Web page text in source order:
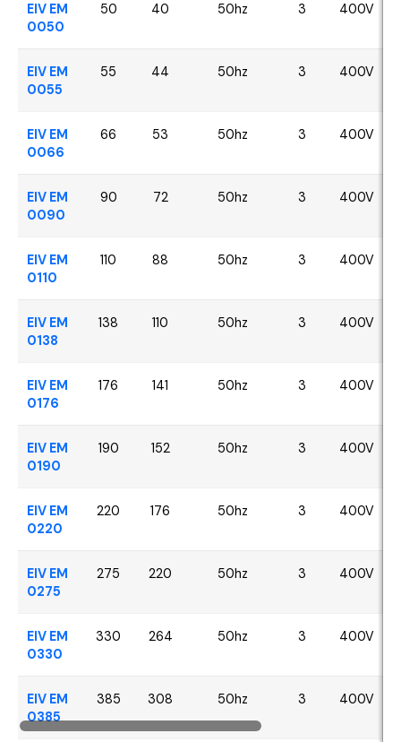
EIV EM
0050
50 40 50hz 3 400V
EIV EM
0055
55 44 50hz 3 400V
EIV EM
0066
66 53 50hz 3 400V
EIV EM
0090
90 72 50hz 3 400V
EIV EM
0110
110 88 50hz 3 400V
EIV EM
0138
138 110 50hz 3 400V
EIV EM
0176
176 141 50hz 3 400V
EIV EM
0190
190 152 50hz 3 400V
EIV EM
0220
220 176 50hz 3 400V
EIV EM
0275
275 220 50hz 3 400V
EIV EM
0330
330 264 50hz 3 400V
EIV EM
0385
385 308 50hz 3 400V